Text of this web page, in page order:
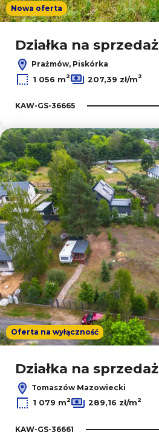
Nowa oferta
Działka na sprzedaż
Prażmów, Piskórka
1 056 m2 207,39 zł/m2
KAW-GS-36665
Oferta na wyłączność
Działka na sprzedaż
Tomaszów Mazowiecki
1 079 m2 289,16 zł/m2
KAW-GS-36661